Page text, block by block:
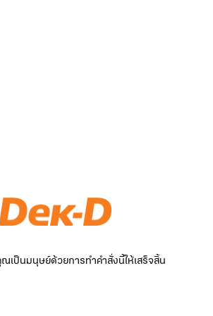
เป็นมนุษย์ด้วยการทำคำสั่งนี้ให้เสร็จสิ้น